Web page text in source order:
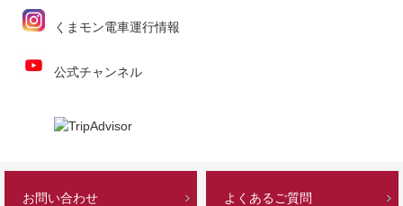
くまモン電車運行情報
公式チャンネル
お問い合わせ よくあるご質問